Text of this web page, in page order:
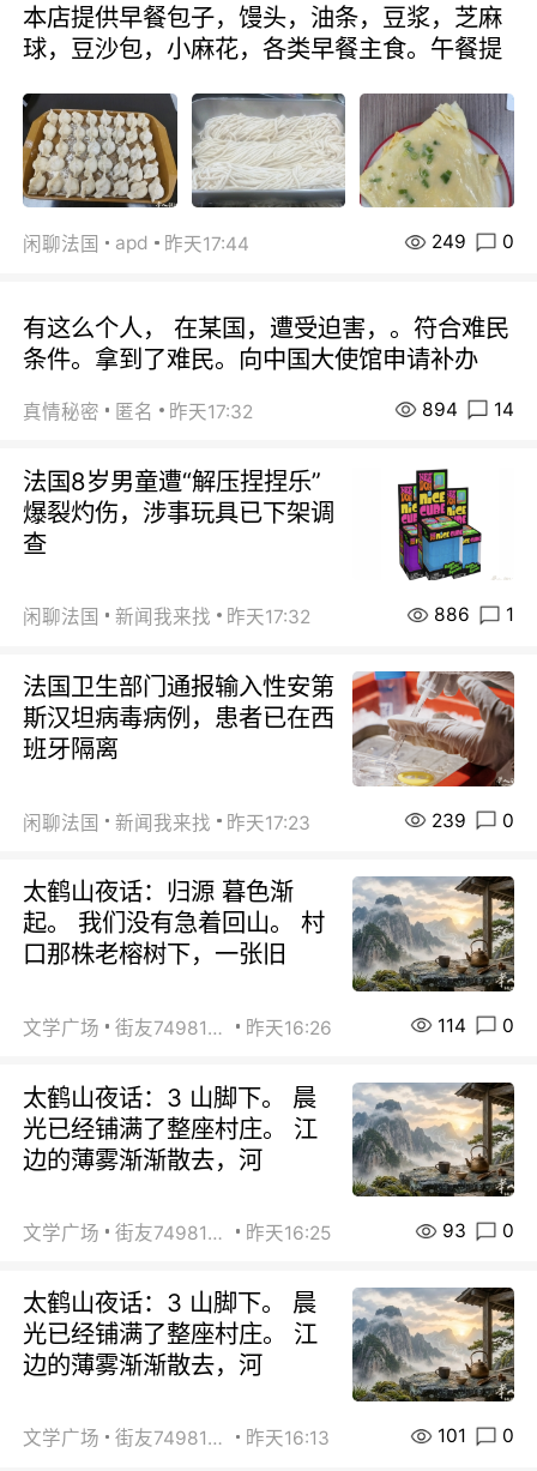
本店提供早餐包子，馒头，油条，豆浆，芝麻
球，豆沙包，小麻花，各类早餐主食。午餐提
闲聊法国 apd 昨天17:44 249 0
有这么个人， 在某国，遭受迫害，。符合难民
条件。拿到了难民。向中国大使馆申请补办
真情秘密 匿名 昨天17:32 894 14
法国8岁男童遭“解压捏捏乐”
爆裂灼伤，涉事玩具已下架调
查
闲聊法国 新闻我来找 昨天17:32 886 1
法国卫生部门通报输入性安第
斯汉坦病毒病例，患者已在西
班牙隔离
闲聊法国 新闻我来找 昨天17:23 239 0
太鹤山夜话：归源 暮色渐
起。 我们没有急着回山。 村
口那株老榕树下，一张旧
文学广场 街友74981146 昨天16:26 114 0
太鹤山夜话：3 山脚下。 晨
光已经铺满了整座村庄。 江
边的薄雾渐渐散去，河
文学广场 街友74981146 昨天16:25 93 0
太鹤山夜话：3 山脚下。 晨
光已经铺满了整座村庄。 江
边的薄雾渐渐散去，河
文学广场 街友74981146 昨天16:13 101 0